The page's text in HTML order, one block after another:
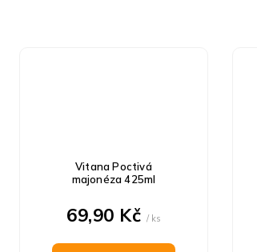
Vitana Poctivá
majonéza 425ml
69,90 Kč / ks